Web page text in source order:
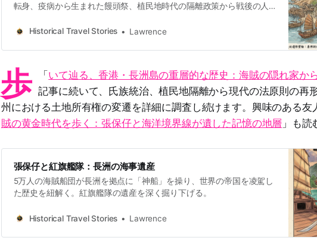
転身、疫病から生まれた饅頭祭、植民地時代の隔離政策から戦後の人
Historical Travel Stories
Lawrence
「
歩 いて辿る、香港・長洲島の重層的な歴史：海賊の隠れ家か
記事に続いて、氏族統治、植民地隔離から現代の法原則の再
州における土地所有権の変遷を詳細に調査し続けます。興味のある友
賊の黄金時代を歩く：張保仔と海洋境界線が遺した記憶の地層 」も読
張保仔と紅旗艦隊：長洲の海事遺産
5万人の海賊船団が長洲を拠点に「神船」を操り、世界の帝国を凌駕し
た歴史を紐解く。紅旗艦隊の遺産を深く掘り下げる。
Historical Travel Stories Lawrence